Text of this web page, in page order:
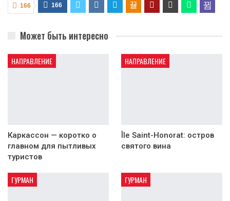
166 166
Может быть интересно
НАПРАВЛЕНИЕ
Каркассон — коротко о
главном для пытливых
туристов
НАПРАВЛЕНИЕ
Île Saint-Honorat: остров
святого вина
ГУРМАН ГУРМАН